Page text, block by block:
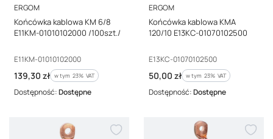
PRODUCENT
ERGOM
Końcówka kablowa KM 6/8
E11KM-01010102000 /100szt./
Kod producenta
E11KM-01010102000
Cena brutto
139,30 zł w tym %s VAT
w tym 23% VAT
Dostępność:Dostępne
PRODUCENT
ERGOM
Końcówka kablowa KMA
120/10 E13KC-01070102500
Kod producenta
E13KC-01070102500
Cena brutto
50,00 zł w tym %s VAT
w tym 23% VAT
Dostępność:Dostępne